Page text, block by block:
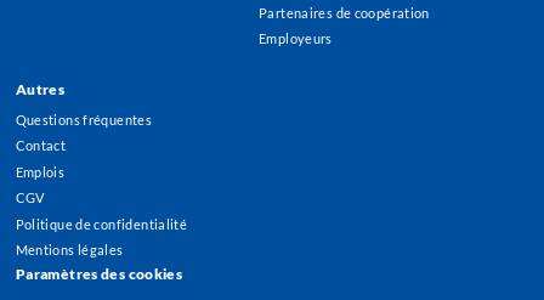
Partenaires de coopération
Employeurs
Autres
Questions fréquentes
Contact
Emplois
CGV
Politique de confidentialité
Mentions légales
Paramètres des cookies